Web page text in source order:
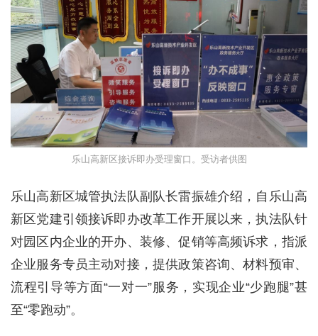
乐山高新区接诉即办受理窗口。受访者供图
乐山高新区城管执法队副队长雷振雄介绍，自乐山高
新区党建引领接诉即办改革工作开展以来，执法队针
对园区内企业的开办、装修、促销等高频诉求，指派
企业服务专员主动对接，提供政策咨询、材料预审、
流程引导等方面“一对一”服务，实现企业“少跑腿”甚
至“零跑动”。